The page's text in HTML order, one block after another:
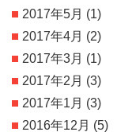
2017年5月 (1)
2017年4月 (2)
2017年3月 (1)
2017年2月 (3)
2017年1月 (3)
2016年12月 (5)